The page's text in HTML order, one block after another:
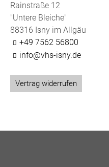
Rainstraße 12
"Untere Bleiche"
88316 Isny im Allgäu
+49 7562 56800
info@vhs-isny.de
Vertrag widerrufen